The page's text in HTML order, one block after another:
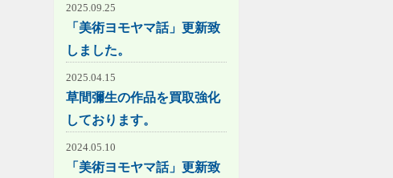
2025.09.25
「美術ヨモヤマ話」更新致
しました。
2025.04.15
草間彌生の作品を買取強化
しております。
2024.05.10
「美術ヨモヤマ話」更新致